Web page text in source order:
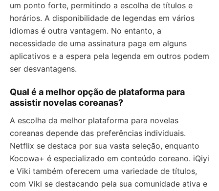
um ponto forte, permitindo a escolha de títulos e
horários. A disponibilidade de legendas em vários
idiomas é outra vantagem. No entanto, a
necessidade de uma assinatura paga em alguns
aplicativos e a espera pela legenda em outros podem
ser desvantagens.
Qual é a melhor opção de plataforma para
assistir novelas coreanas?
A escolha da melhor plataforma para novelas
coreanas depende das preferências individuais.
Netflix se destaca por sua vasta seleção, enquanto
Kocowa+ é especializado em conteúdo coreano. iQiyi
e Viki também oferecem uma variedade de títulos,
com Viki se destacando pela sua comunidade ativa e